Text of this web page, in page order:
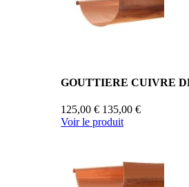
GOUTTIERE CUIVRE
125,00 € 135,00 €
Voir le produit